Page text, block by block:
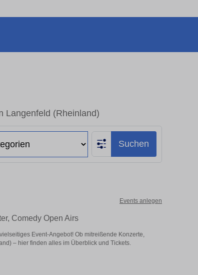
Langenfeld (Rheinland)
Suchen
Events anlegen
Comedy Open Airs
Event-Angebot! Ob mitreißende Konzerte,
– hier finden alles im Überblick und Tickets.